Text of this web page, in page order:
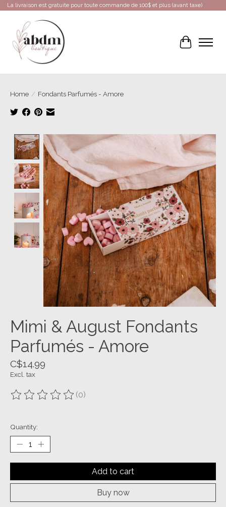
La livraison est gratuite pour toute commande de 100$ et plus (avant taxe)
Cart
Home / Fondants Parfumés - Amore
Product image slideshow Items
Mimi & August Fondants
Parfumés - Amore
C$14.99
Excl. tax
The rating of this product is
(0)
Quantity:
Add to cart
Buy now